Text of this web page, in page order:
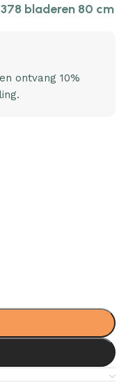
bladeren 80 cm
en ontvang 10%